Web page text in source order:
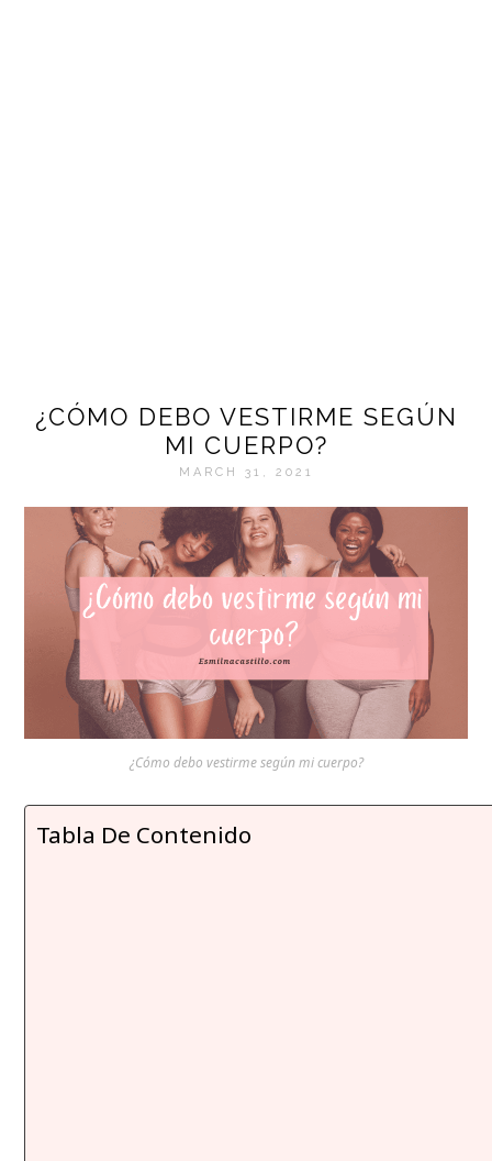
¿CÓMO DEBO VESTIRME SEGÚN
MI CUERPO?
MARCH 31, 2021
¿Cómo debo vestirme según mi cuerpo?
Tabla De Contenido